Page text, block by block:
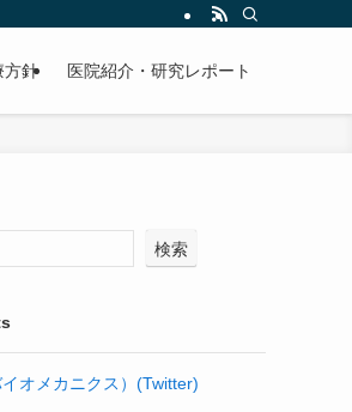
方針 医院紹介・研究レポート
検索
オメカニクス）(Twitter)